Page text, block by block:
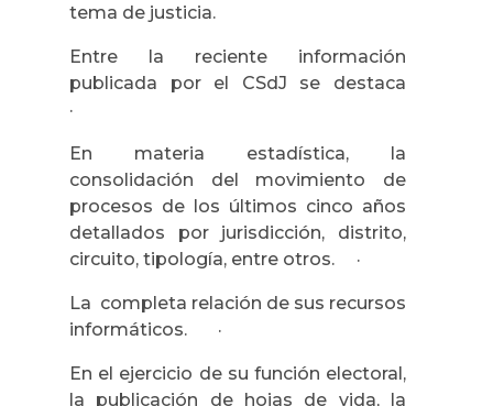
tema de justicia.
Entre la reciente información
publicada por el CSdJ se destaca
·
En materia estadística, la
consolidación del movimiento de
procesos de los últimos cinco años
detallados por jurisdicción, distrito,
circuito, tipología, entre otros. ·
La completa relación de sus recursos
informáticos. ·
En el ejercicio de su función electoral,
la publicación de hojas de vida, la